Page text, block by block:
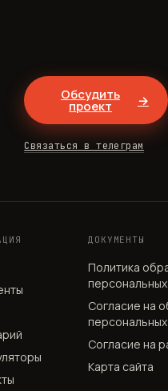
Обсудить
проект →
Связаться в телеграм
ДОКУМЕНТЫ
Политика
Согласие на
Согласие на
Карта сайта